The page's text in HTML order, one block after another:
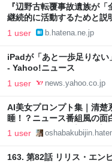
『辺野古転覆事故遺族が
継続的に活動するためと説
1 user b.hatena.ne.jp
iPadが「あと一歩足りな
- Yahoo!ニュース
1 user news.yahoo.co.jp
AI美女プロンプト集｜清楚
睡！？ニュース番組風の
OSHYABAKU｜プロンプト
1 user
163. 第82話 リリス・エン